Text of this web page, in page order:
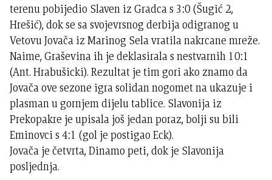
terenu pobijedio Slaven iz Gradca s 3:0 (Šugić 2,
Hrešić), dok se sa svojevrsnog derbija odigranog u
Vetovu Jovača iz Marinog Sela vratila nakrcane mreže.
Naime, Graševina ih je deklasirala s nestvarnih 10:1
(Ant. Hrabušicki). Rezultat je tim gori ako znamo da
Jovača ove sezone igra solidan nogomet na ukazuje i
plasman u gornjem dijelu tablice. Slavonija iz
Prekopakre je upisala još jedan poraz, bolji su bili
Eminovci s 4:1 (gol je postigao Eck).
Jovača je četvrta, Dinamo peti, dok je Slavonija
posljednja.